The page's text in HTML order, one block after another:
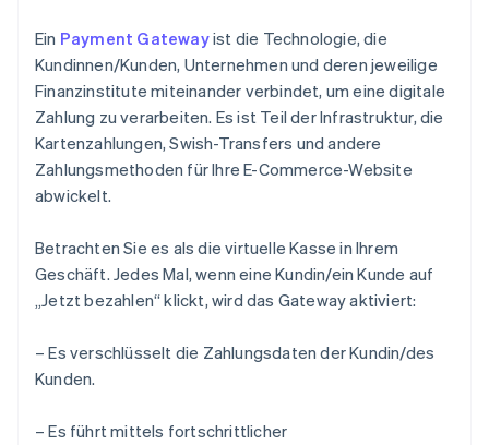
Ein Payment Gatewayist die Technologie, die
Kundinnen/Kunden, Unternehmen und deren jeweilige
Finanzinstitute miteinander verbindet, um eine digitale
Zahlung zu verarbeiten. Es ist Teil der Infrastruktur, die
Kartenzahlungen, Swish-Transfers und andere
Zahlungsmethoden für Ihre E-Commerce-Website
abwickelt.
Betrachten Sie es als die virtuelle Kasse in Ihrem
Geschäft. Jedes Mal, wenn eine Kundin/ein Kunde auf
„Jetzt bezahlen“ klickt, wird das Gateway aktiviert:
– Es verschlüsselt die Zahlungsdaten der Kundin/des
Kunden.
– Es führt mittels fortschrittlicher